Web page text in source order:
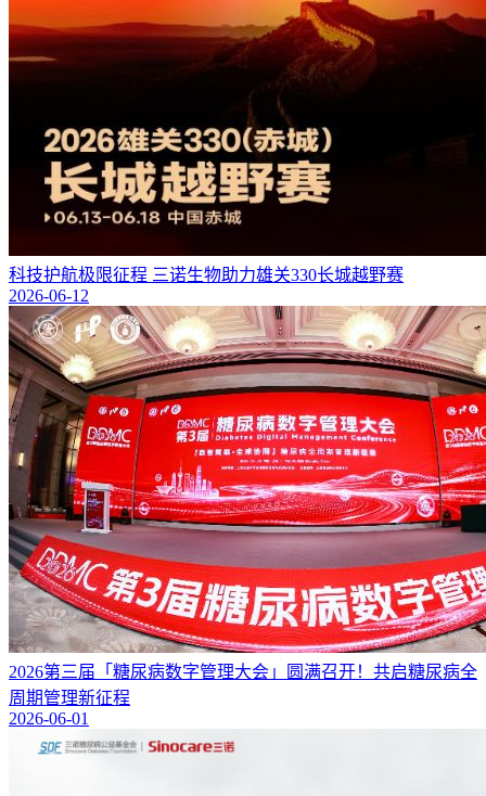
科技护航极限征程 三诺生物助力雄关330长城越野赛
2026-06-12
2026第三届「糖尿病数字管理大会」圆满召开！共启糖尿病全
周期管理新征程
2026-06-01